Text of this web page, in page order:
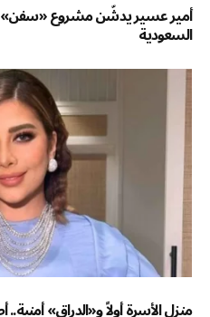
أمير عسير يدشّن مشروع «سفن»
السعودية
منزل الأسرة أولاً و«الدراق»